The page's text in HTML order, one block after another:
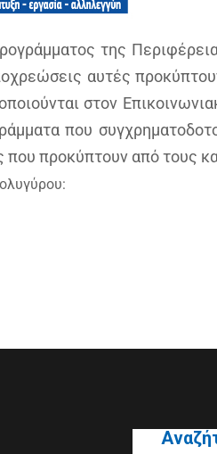
της
αυτές
στον
που
προκύπτουν από τους